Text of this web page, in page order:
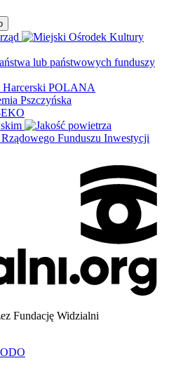
Fundację Widzialni